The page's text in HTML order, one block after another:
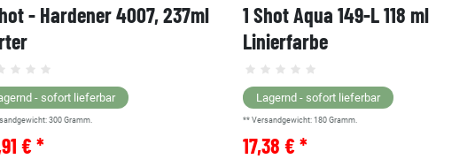
- Hardener 4007, 237ml
- sofort lieferbar
300 Gramm.
€ *
1 Shot Aqua 149-L 118 ml
Linierfarbe
Lagernd - sofort lieferbar
** Versandgewicht: 180 Gramm.
17,38 € *